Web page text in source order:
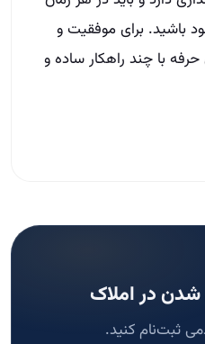
باشید. برای موفقیت و
با چند راهکار ساده و
در املاک
ثبت‌نام کنید.